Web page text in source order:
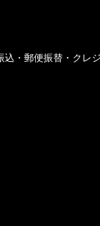
・郵便振替・クレ